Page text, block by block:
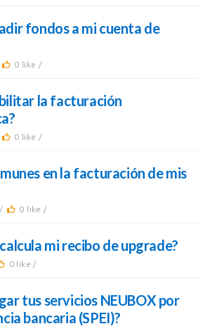
fondos a mi cuenta de
0 like /
la facturación
0 like /
en la facturación de mis
0 like /
mi recibo de upgrade?
0 like /
tus servicios NEUBOX por
bancaria (SPEI)?